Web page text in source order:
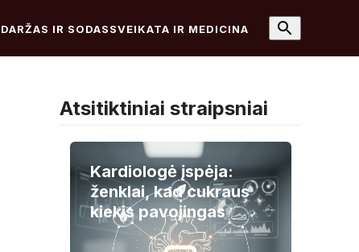
DARŽAS IR SODASSVEIKATA IR MEDICINA
Atsitiktiniai straipsniai
Kardiologė įspėja:
ženklai, kad cukraus
kiekis pavojingas